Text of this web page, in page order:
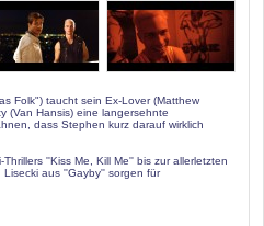
Folk") taucht sein Ex-Lover (Matthew
(Van Hansis) eine langersehnte
dass Stephen kurz darauf wirklich
''Kiss Me, Kill Me'' bis zur allerletzten
aus ''Gayby'' sorgen für